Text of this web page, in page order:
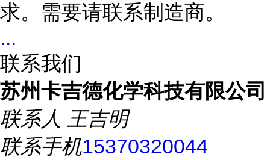
求。需要请联系制造商。
...
联系我们
苏州卡吉德化学科技有限公司
联系人 王吉明
联系手机15370320044